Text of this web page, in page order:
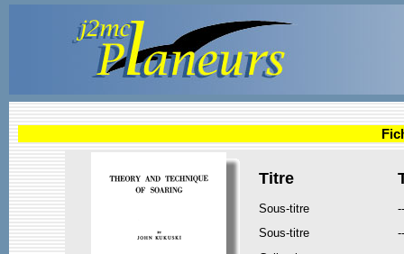
Titre
Sous-titre
--
Sous-titre
--